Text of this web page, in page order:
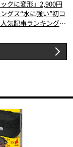
クに変形」2,900円
グス“水に強い”初コ
気記事ランキングベ